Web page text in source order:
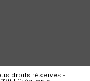
droits réservés -